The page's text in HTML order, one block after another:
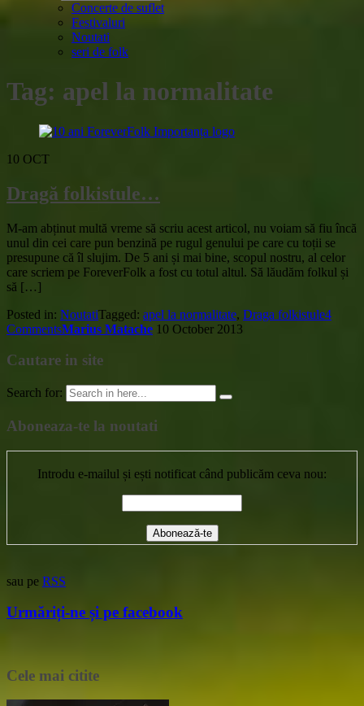
Concerte de suflet
Festivaluri
Noutati
seri de folk
Tag: apel la normalitate
10 OCT
Dragă folkistule…
M-am abținut multă vreme să scriu acest articol, nu voiam să fiu încă
unul din cei care pun benzină pe rugul genului pe care cu toții se
presupune că îl slujim. De 5 ani și mai bine, scopul nostru, al celor
care scriem pe ForeverFolk a fost cu totul altul. Să lăudăm folkul și
să […]
Posted in: NoutatiTagged: apel la normalitate, Draga folkistule4
CommentsMarius Matache 10 October 2013
Cautare in site
Search for:
Aboneaza-te la noutati
Introdu e-mailul și ești notificat când publicăm ceva nou:
sau pe RSS
Urmăriți-ne și pe facebook
Cele mai citite